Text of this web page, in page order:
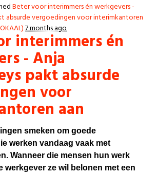
Beter voor interimmers én werkgevers -
absurde vergoedingen voor interimkantoren
7 months ago
interimmers én
- Anja
pakt absurde
voor
aan
smeken om goede
werken vandaag vaak met
Wanneer die mensen hun werk
werkgever ze wil belonen met een